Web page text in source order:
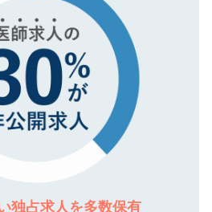
独占求人を多数保有